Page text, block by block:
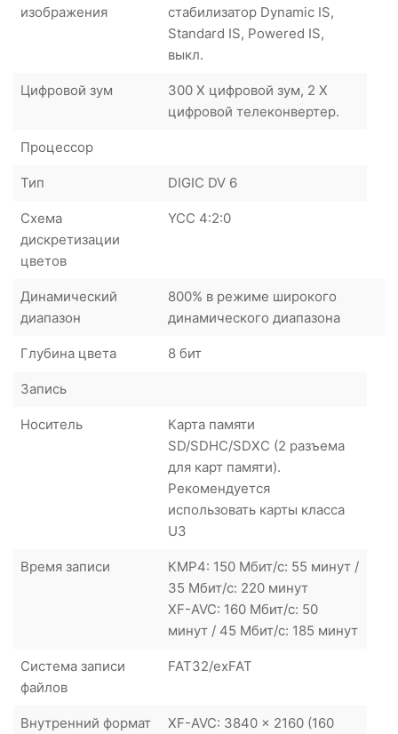
изображения
стабилизатор Dynamic IS,
Standard IS, Powered IS,
выкл.
Цифровой зум
300 X цифровой зум, 2 X
цифровой телеконвертер.
Процессор
Тип DIGIC DV 6
Схема
дискретизации
цветов
YCC 4:2:0
Динамический
диапазон
800% в режиме широкого
динамического диапазона
Глубина цвета 8 бит
Запись
Носитель
Карта памяти
SD/SDHC/SDXC (2 разъема
для карт памяти).
Рекомендуется
использовать карты класса
U3
Время записи
КMP4: 150 Мбит/с: 55 минут /
35 Мбит/с: 220 минут
XF-AVC: 160 Мбит/с: 50
минут / 45 Мбит/с: 185 минут
Система записи
файлов
FAT32/exFAT
Внутренний формат
XF-AVC: 3840 x 2160 (160